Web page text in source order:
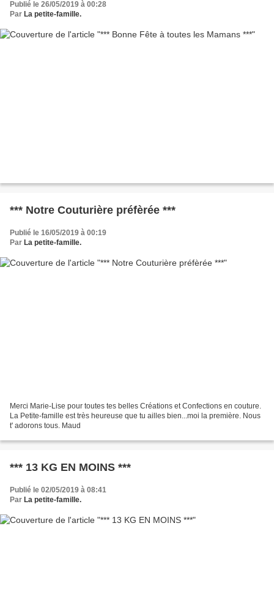
Publié le 26/05/2019 à 00:28
Par La petite-famille.
*** Notre Couturière préfèrée ***
Publié le 16/05/2019 à 00:19
Par La petite-famille.
Merci Marie-Lise pour toutes tes belles Créations et Confections en couture.
La Petite-famille est très heureuse que tu ailles bien...moi la première. Nous
t' adorons tous. Maud
*** 13 KG EN MOINS ***
Publié le 02/05/2019 à 08:41
Par La petite-famille.